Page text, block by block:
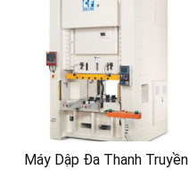
Máy Dập Đa Thanh Truyền